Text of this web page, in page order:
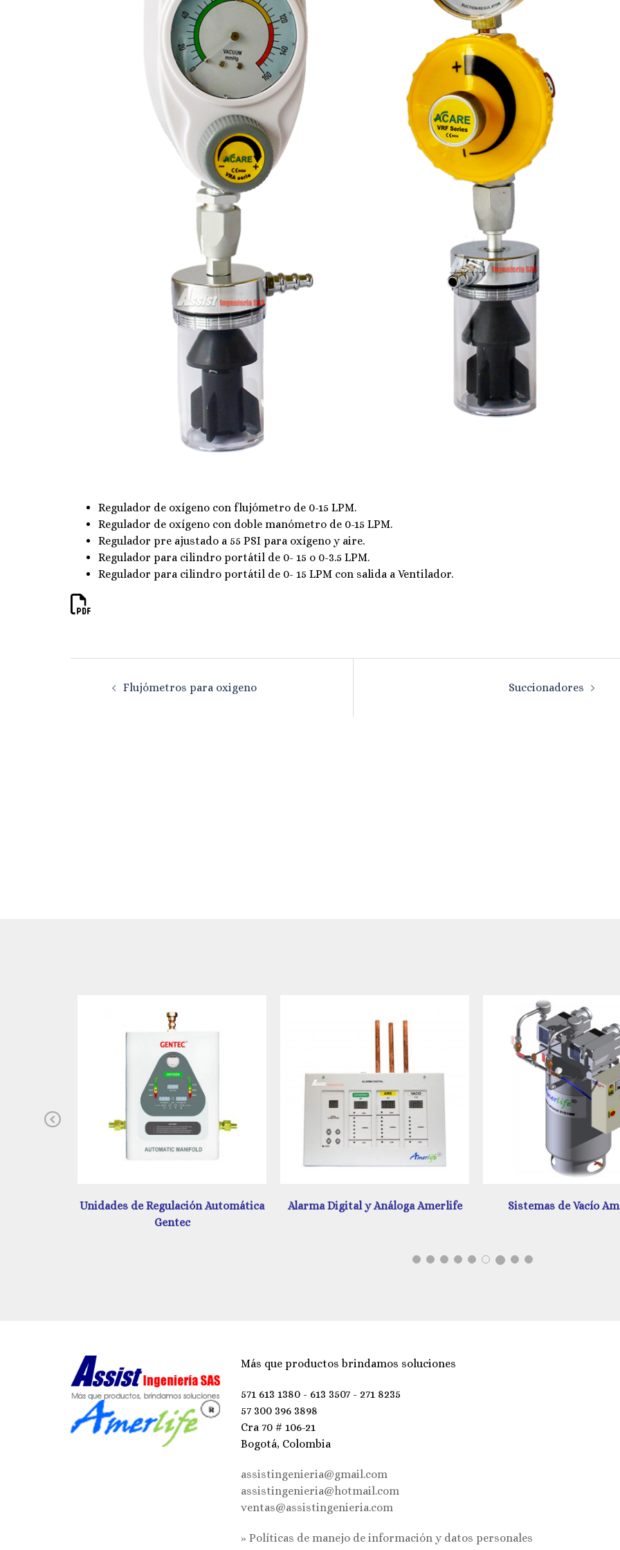
Regulador de oxígeno con flujómetro de 0-15 LPM.
Regulador de oxígeno con doble manómetro de 0-15 LPM.
Regulador pre ajustado a 55 PSI para oxígeno y aire.
Regulador para cilindro portátil de 0- 15 o 0-3.5 LPM.
Regulador para cilindro portátil de 0- 15 LPM con salida a Ventilador.
Navegación
Flujómetros para oxigeno Succionadores
Previous
Alarma Digital y Análoga Amerlife Sistemas de Vacío Amerlife Unidad de Regulación
Más que productos brindamos soluciones
571 613 1380 - 613 3507 - 271 8235
57 300 396 3898
Cra 70 # 106-21
Bogotá, Colombia
assistingenieria@gmail.com
assistingenieria@hotmail.com
ventas@assistingenieria.com
» Políticas de manejo de información y datos personales